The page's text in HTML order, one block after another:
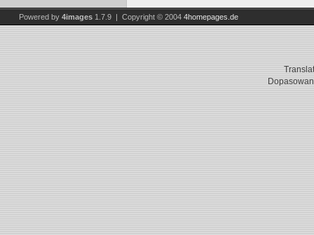
Powered by 4images 1.7.9 | Copyright © 2004 4homepages.de